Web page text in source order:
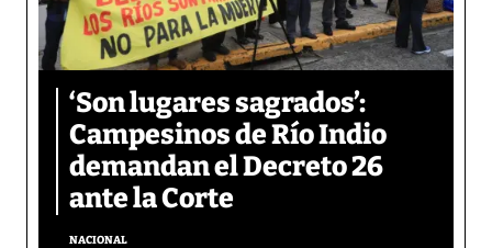
‘Son lugares sagrados’:
Campesinos de Río Indio
demandan el Decreto 26
ante la Corte
NACIONAL